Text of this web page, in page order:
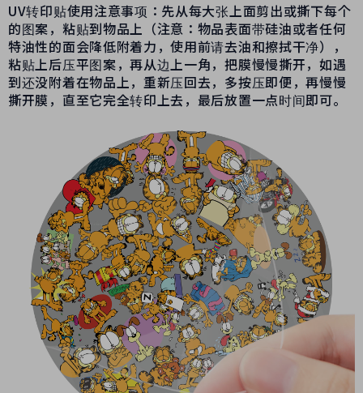
UV转印贴使用注意事项：先从每大张上面剪出或撕下每个
的图案，粘贴到物品上（注意：物品表面带硅油或者任何
特油性的面会降低附着力，使用前请去油和擦拭干净），
粘贴上后压平图案，再从边上一角，把膜慢慢撕开，如遇
到还没附着在物品上，重新压回去，多按压即便，再慢慢
撕开膜，直至它完全转印上去，最后放置一点时间即可。